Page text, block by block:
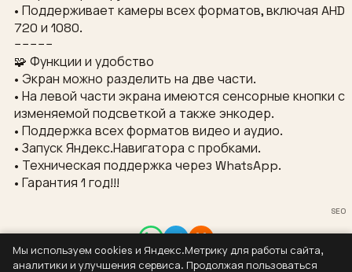
• Поддерживает камеры всех форматов, включая AHD
720 и 1080.
−−−−−
🧩 Функции и удобство
• Экран можно разделить на две части.
• На левой части экрана имеются сенсорные кнопки с
изменяемой подсветкой а также энкодер.
• Поддержка всех форматов видео и аудио.
• Запуск Яндекс.Навигатора с пробками.
• Техническая поддержка через WhatsApp.
• Гарантия 1 год!!!
SEO
Контакты
Мы используем cookies и Яндекс.Метрику для работы сайта,
аналитики и улучшения сервиса. Продолжая пользоваться